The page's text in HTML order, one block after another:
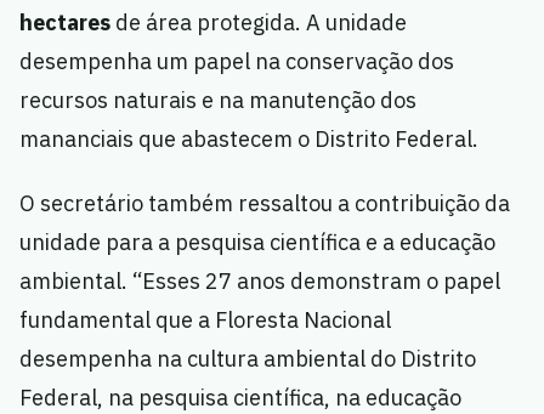
hectares de área protegida. A unidade
desempenha um papel na conservação dos
recursos naturais e na manutenção dos
mananciais que abastecem o Distrito Federal.
O secretário também ressaltou a contribuição da
unidade para a pesquisa científica e a educação
ambiental. “Esses 27 anos demonstram o papel
fundamental que a Floresta Nacional
desempenha na cultura ambiental do Distrito
Federal, na pesquisa científica, na educação